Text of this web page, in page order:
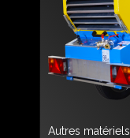
Autres matériels